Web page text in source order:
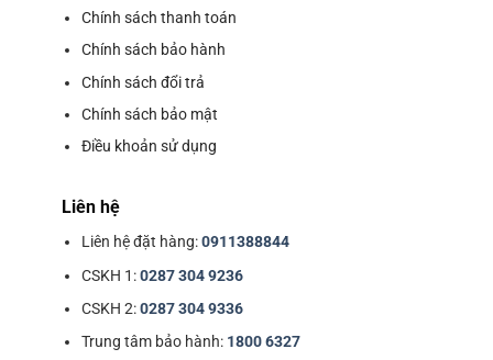
Chính sách thanh toán
Chính sách bảo hành
Chính sách đổi trả
Chính sách bảo mật
Điều khoản sử dụng
Liên hệ
Liên hệ đặt hàng:0911388844
CSKH 1:0287 304 9236
CSKH 2:0287 304 9336
Trung tâm bảo hành: 1800 6327